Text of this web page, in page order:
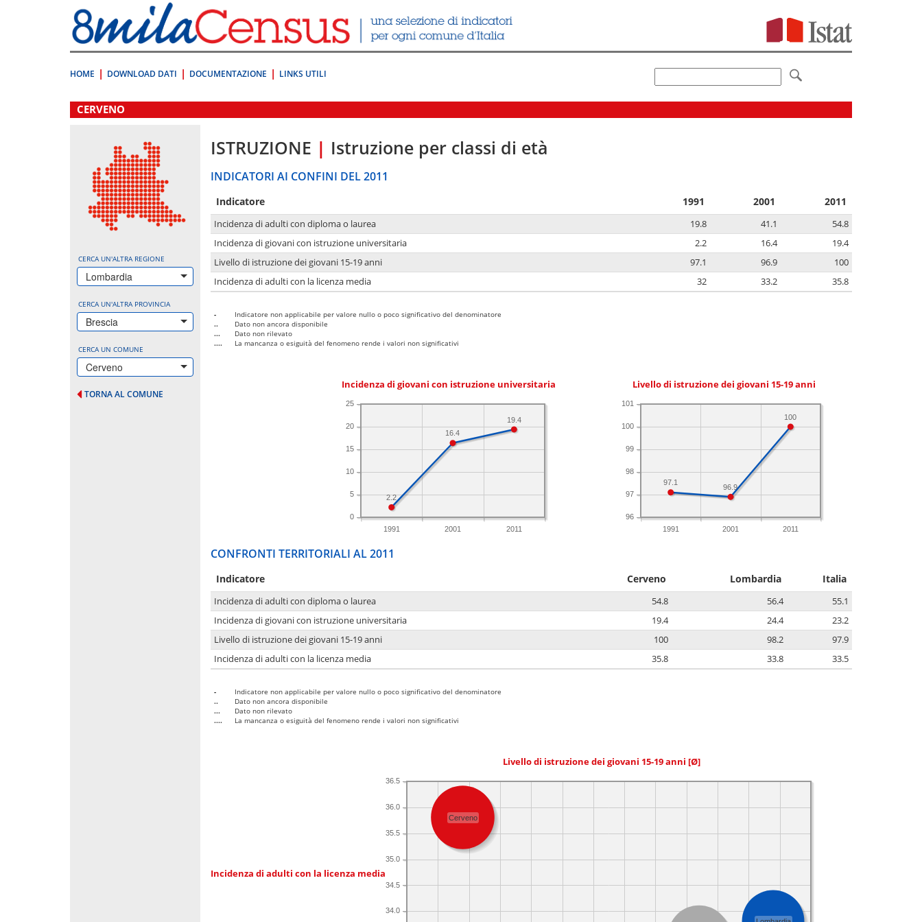
direttamente
a:
Contenuto
HOME DOWNLOAD DATI DOCUMENTAZIONE LINKS UTILI
.
CERVENO
CERCA UN'ALTRA REGIONE
Lombardia
CERCA UN'ALTRA PROVINCIA
Brescia
CERCA UN COMUNE
Cerveno
TORNA AL COMUNE
ISTRUZIONE | Istruzione per classi di età
INDICATORI AI CONFINI DEL 2011
Indicatore 1991 2001 2011
Incidenza di adulti con diploma o laurea 19.8 41.1
54.8
Incidenza di giovani con istruzione universitaria
2.2 16.4
19.4
Livello di istruzione dei giovani 15-19 anni
97.1 96.9
100
Incidenza di adulti con la licenza media
32 33.2 35.8
-
Indicatore non applicabile per valore nullo o poco significativo del denominatore
..
Dato non ancora disponibile
...
Dato non rilevato
....
La mancanza o esiguità del fenomeno rende i valori non significativi
Incidenza di giovani con istruzione universitaria
1991 2001 2011
0
5
10
15
20
25
19.4
16.4
2.2
Livello di istruzione dei giovani 15-19 anni
1991 2001 2011
96
97
98
99
100
101
100
96.9
97.1
CONFRONTI TERRITORIALI AL 2011
Indicatore Cerveno Lombardia Italia
Incidenza di adulti con diploma o laurea 54.8 56.4
55.1
Incidenza di giovani con istruzione universitaria
19.4 24.4
23.2
Livello di istruzione dei giovani 15-19 anni
100 98.2
97.9
Incidenza di adulti con la licenza media
35.8 33.8 33.5
-
Indicatore non applicabile per valore nullo o poco significativo del denominatore
..
Dato non ancora disponibile
...
Dato non rilevato
....
La mancanza o esiguità del fenomeno rende i valori non significativi
Livello di istruzione dei giovani 15-19 anni [Ø]
Incidenza di adulti con la licenza media
34.0
34.5
35.0
35.5
36.0
36.5
Cerveno